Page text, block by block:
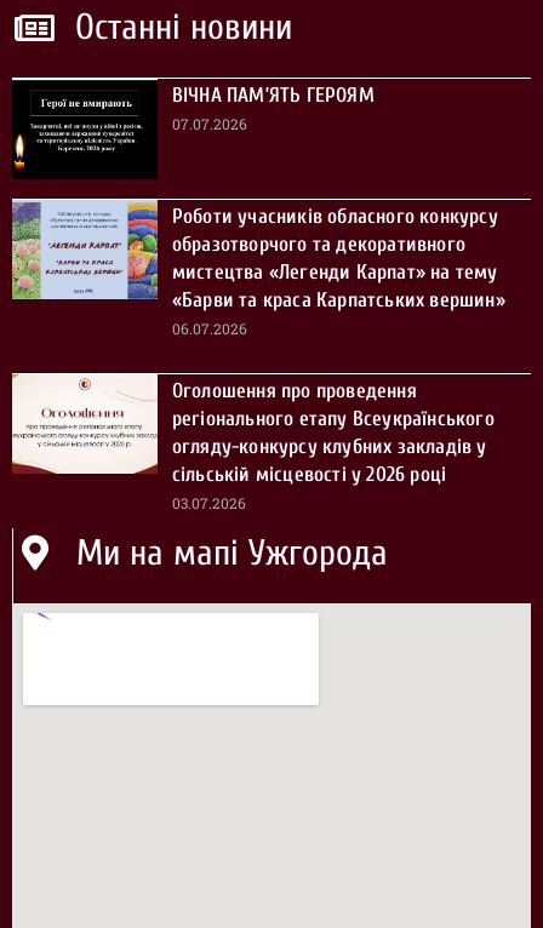
Останні новини
ВІЧНА ПАМ’ЯТЬ ГЕРОЯМ
07.07.2026
Роботи учасників обласного конкурсу
образотворчого та декоративного
мистецтва «Легенди Карпат» на тему
«Барви та краса Карпатських вершин»
06.07.2026
Оголошення про проведення
регіонального етапу Всеукраїнського
огляду-конкурсу клубних закладів у
сільській місцевості у 2026 році
03.07.2026
Ми на мапі Ужгорода